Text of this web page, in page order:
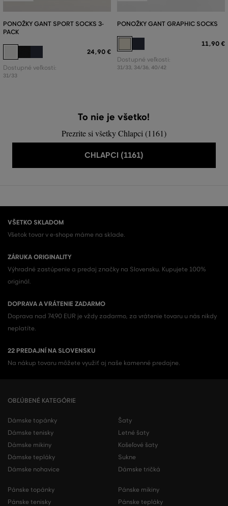
PONOŽKY GANT SPORT SOCKS 3-
PACK
24,90 €
Dostupné veľkosti:
31/33
PONOŽKY GANT GRAPHIC SOCKS
11,90 €
Dostupné veľkosti:
31/33, 34/36, 40/42
To nie je všetko!
Prezrite si všetky Chlapci (1161)
CHLAPCI (1161)
VŠETKO SKLADOM
Všetok tovar v e-shope máme na sklade.
ZÁRUKA ORIGINALITY
Výhradné zastúpenie a predaj značky na Slovensku. Kupujete 100%
originál.
DOPRAVA A VRÁTENIE ZADARMO
Doprava nad 74,90 EUR je vždy zadarmo, za vrátenie tovaru u nás nikdy
neplatíte.
22 PREDAJNÍ NA SLOVENSKU
Na nákup tovaru môžete využiť aj naše kamenné predajne.
OBĽÚBENÉ KATEGÓRIE
Dámske topánky
Dámske tenisky
Dámske mikiny
Dámske tepláky
Dámske nohavice
Šaty
Letné šaty
Košeľové šaty
Sukne
Dámske tričká
Pánske topánky
Pánske tenisky
Pánske mikiny
Pánske tepláky